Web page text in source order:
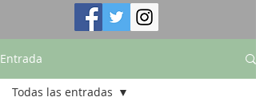
Entrada
Todas las entradas